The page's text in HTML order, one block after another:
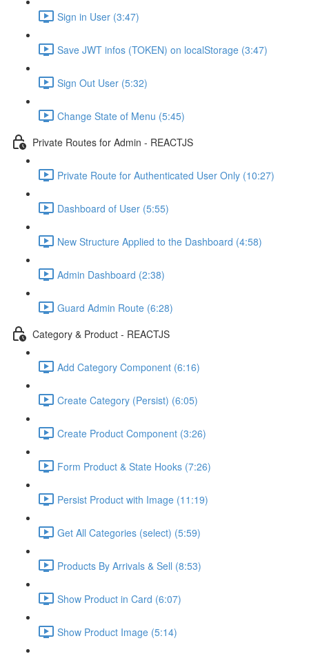
Sign in User (3:47)
Save JWT infos (TOKEN) on localStorage (3:47)
Sign Out User (5:32)
Change State of Menu (5:45)
Private Routes for Admin - REACTJS
Private Route for Authenticated User Only (10:27)
Dashboard of User (5:55)
New Structure Applied to the Dashboard (4:58)
Admin Dashboard (2:38)
Guard Admin Route (6:28)
Category & Product - REACTJS
Add Category Component (6:16)
Create Category (Persist) (6:05)
Create Product Component (3:26)
Form Product & State Hooks (7:26)
Persist Product with Image (11:19)
Get All Categories (select) (5:59)
Products By Arrivals & Sell (8:53)
Show Product in Card (6:07)
Show Product Image (5:14)